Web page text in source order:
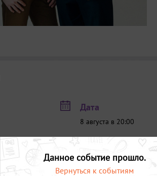
Дата
8 августа в 20:00
Данное событие прошло.
Вернуться к событиям